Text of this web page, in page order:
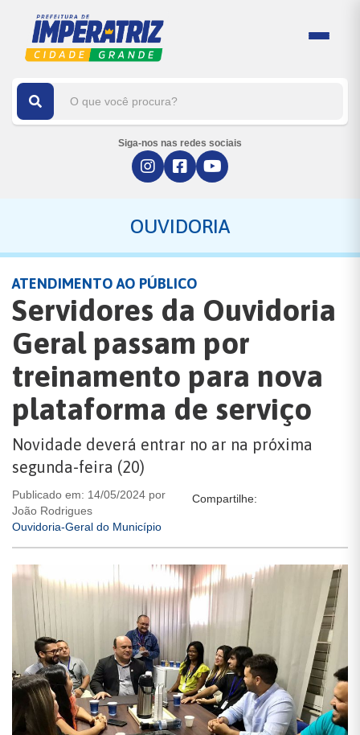
Siga-nos nas redes sociais
OUVIDORIA
ATENDIMENTO AO PÚBLICO
Servidores da Ouvidoria
Geral passam por
treinamento para nova
plataforma de serviço
Novidade deverá entrar no ar na próxima
segunda-feira (20)
Publicado em: 14/05/2024 por
João Rodrigues
Ouvidoria-Geral do Município
Compartilhe: